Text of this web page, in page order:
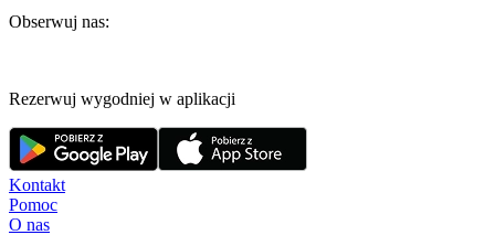
Obserwuj nas:
Rezerwuj wygodniej w aplikacji
Kontakt
Pomoc
O nas